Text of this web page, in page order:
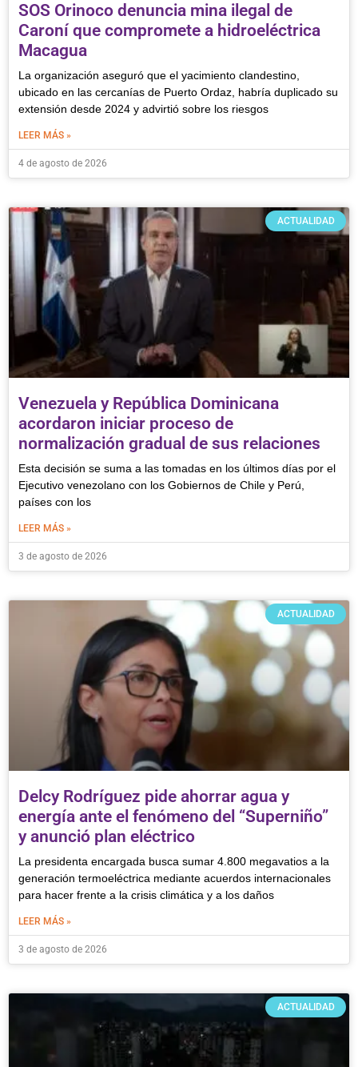
SOS Orinoco denuncia mina ilegal de
Caroní que compromete a hidroeléctrica
Macagua
La organización aseguró que el yacimiento clandestino,
ubicado en las cercanías de Puerto Ordaz, habría duplicado su
extensión desde 2024 y advirtió sobre los riesgos
LEER MÁS »
4 de agosto de 2026
ACTUALIDAD
Venezuela y República Dominicana
acordaron iniciar proceso de
normalización gradual de sus relaciones
Esta decisión se suma a las tomadas en los últimos días por el
Ejecutivo venezolano con los Gobiernos de Chile y Perú,
países con los
LEER MÁS »
3 de agosto de 2026
ACTUALIDAD
Delcy Rodríguez pide ahorrar agua y
energía ante el fenómeno del “Superniño”
y anunció plan eléctrico
La presidenta encargada busca sumar 4.800 megavatios a la
generación termoeléctrica mediante acuerdos internacionales
para hacer frente a la crisis climática y a los daños
LEER MÁS »
3 de agosto de 2026
ACTUALIDAD